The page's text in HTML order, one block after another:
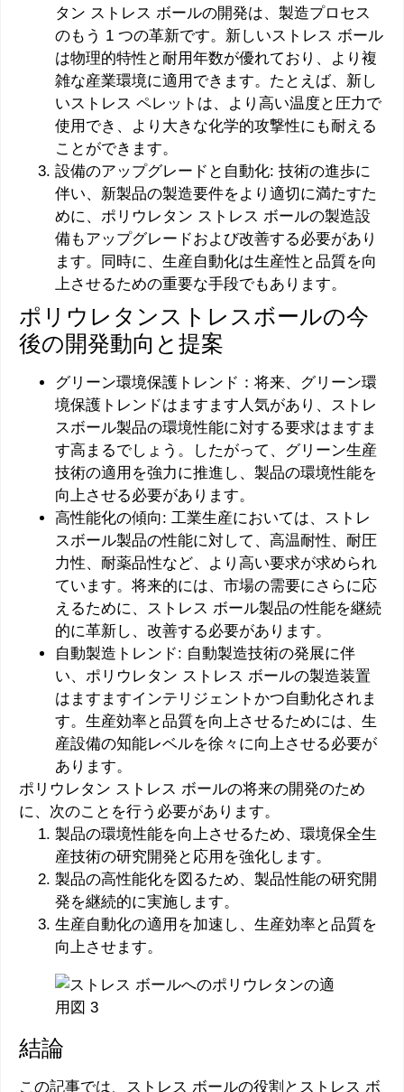
タン ストレス ボールの開発は、製造プロセス
のもう 1 つの革新です。新しいストレス ボール
は物理的特性と耐用年数が優れており、より複
雑な産業環境に適用できます。たとえば、新し
いストレス ペレットは、より高い温度と圧力で
使用でき、より大きな化学的攻撃性にも耐える
ことができます。
設備のアップグレードと自動化: 技術の進歩に
伴い、新製品の製造要件をより適切に満たすた
めに、ポリウレタン ストレス ボールの製造設
備もアップグレードおよび改善する必要があり
ます。同時に、生産自動化は生産性と品質を向
上させるための重要な手段でもあります。
ポリウレタンストレスボールの今
後の開発動向と提案
グリーン環境保護トレンド：将来、グリーン環
境保護トレンドはますます人気があり、ストレ
スボール製品の環境性能に対する要求はますま
す高まるでしょう。したがって、グリーン生産
技術の適用を強力に推進し、製品の環境性能を
向上させる必要があります。
高性能化の傾向: 工業生産においては、ストレ
スボール製品の性能に対して、高温耐性、耐圧
力性、耐薬品性など、より高い要求が求められ
ています。将来的には、市場の需要にさらに応
えるために、ストレス ボール製品の性能を継続
的に革新し、改善する必要があります。
自動製造トレンド: 自動製造技術の発展に伴
い、ポリウレタン ストレス ボールの製造装置
はますますインテリジェントかつ自動化されま
す。生産効率と品質を向上させるためには、生
産設備の知能レベルを徐々に向上させる必要が
あります。
ポリウレタン ストレス ボールの将来の開発のため
に、次のことを行う必要があります。
製品の環境性能を向上させるため、環境保全生
産技術の研究開発と応用を強化します。
製品の高性能化を図るため、製品性能の研究開
発を継続的に実施します。
生産自動化の適用を加速し、生産効率と品質を
向上させます。
結論
この記事では、ストレス ボールの役割とストレス ボ